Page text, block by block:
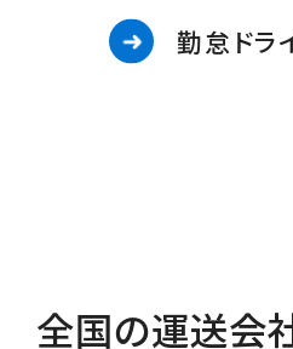
勤怠ドラ
全国の運送会